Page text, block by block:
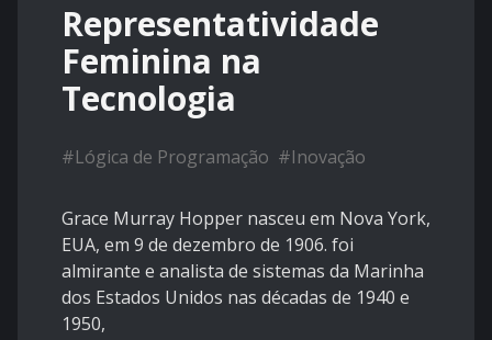
Representatividade
Feminina na
Tecnologia
#Lógica de Programação #Inovação
Grace Murray Hopper nasceu em Nova York,
EUA, em 9 de dezembro de 1906. foi
almirante e analista de sistemas da Marinha
dos Estados Unidos nas décadas de 1940 e
1950,